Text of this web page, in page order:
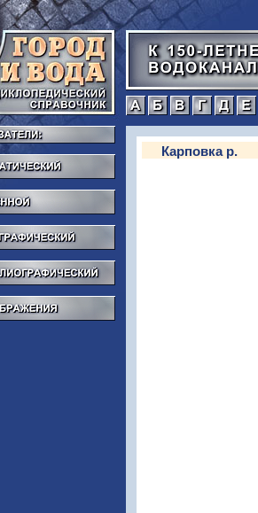
Тематический
а б
Карповка р.